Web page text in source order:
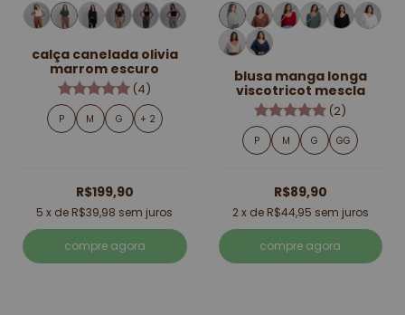
calça canelada olivia
marrom escuro
(4)
P M G + 2
R$199,90
5 x de R$39,98 sem juros
compre agora
blusa manga longa
viscotricot mescla
(2)
P M G GG
R$89,90
2x de R$44,95 sem juros
compre agora